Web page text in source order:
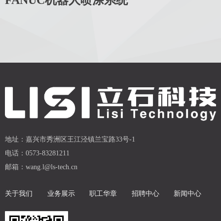
地址： 嘉兴市秀洲区王江泾镇兰宝路33号-1
电话： 0573-83281211
邮箱： wang.l@ls-tech.cn
关于我们 业务展示 职工华章 招聘中心 新闻中心